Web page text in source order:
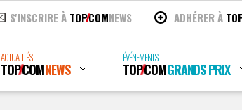
S'INSCRIRE À TOPCOMNEWS ADHÉRER À
ACTUALITÉS
TOPCOMNEWS
ÉVÉNEMENTS
TOPCOMGRANDS PRIX